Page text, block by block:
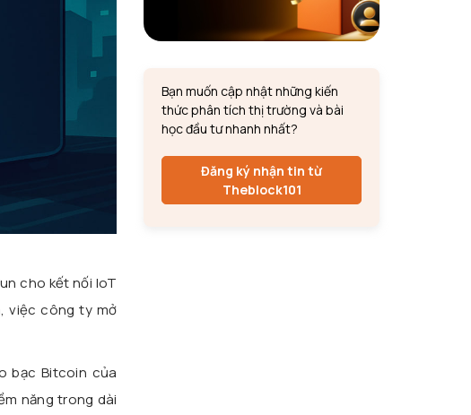
cho kết nối IoT
việc công ty mở
bạc Bitcoin của
năng trong dài
Bạn muốn cập nhật những kiến
thức phân tích thị trường và bài
học đầu tư nhanh nhất?
Đăng ký nhận tin từ
Theblock101